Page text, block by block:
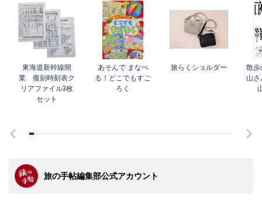
東海道新幹線開
業 復刻時刻表ク
リアファイル3枚
セット
あそんで まなべ
る！どこでもすご
ろく
旅らくショルダー
散歩
山さ
旅の手帖編集部公式アカウント